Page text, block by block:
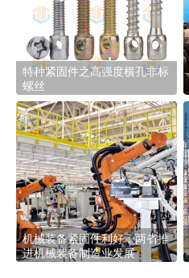
特种紧固件之高强度横孔非标
螺丝
机械装备紧固件利好：两省推
进机械装备制造业发展